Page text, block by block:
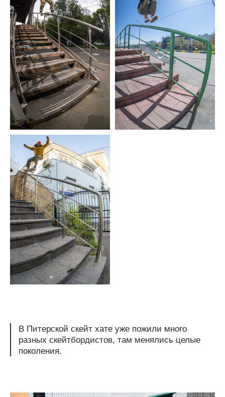
В Питерской скейт хате уже пожили много
разных скейтбордистов, там менялись целые
поколения.